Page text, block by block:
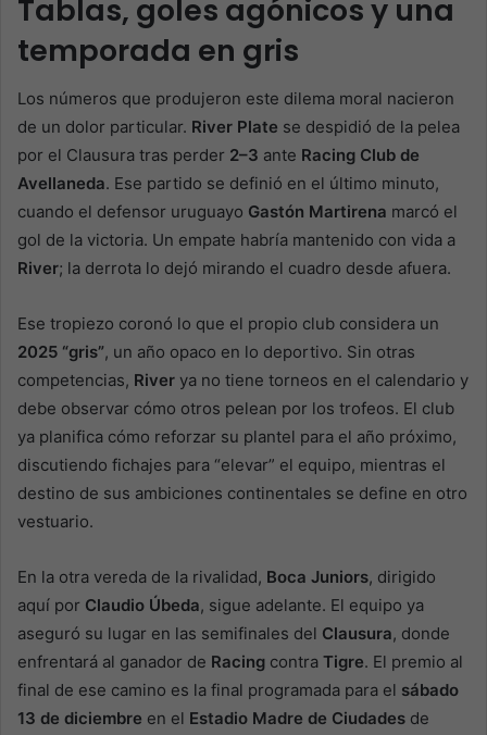
Tablas, goles agónicos y una
temporada en gris
Los números que produjeron este dilema moral nacieron
de un dolor particular. River Plate se despidió de la pelea
por el Clausura tras perder 2–3 ante Racing Club de
Avellaneda. Ese partido se definió en el último minuto,
cuando el defensor uruguayo Gastón Martirena marcó el
gol de la victoria. Un empate habría mantenido con vida a
River; la derrota lo dejó mirando el cuadro desde afuera.
Ese tropiezo coronó lo que el propio club considera un
2025 “gris”, un año opaco en lo deportivo. Sin otras
competencias, River ya no tiene torneos en el calendario y
debe observar cómo otros pelean por los trofeos. El club
ya planifica cómo reforzar su plantel para el año próximo,
discutiendo fichajes para “elevar” el equipo, mientras el
destino de sus ambiciones continentales se define en otro
vestuario.
En la otra vereda de la rivalidad, Boca Juniors, dirigido
aquí por Claudio Úbeda, sigue adelante. El equipo ya
aseguró su lugar en las semifinales del Clausura, donde
enfrentará al ganador de Racing contra Tigre. El premio al
final de ese camino es la final programada para el sábado
13 de diciembre en el Estadio Madre de Ciudades de